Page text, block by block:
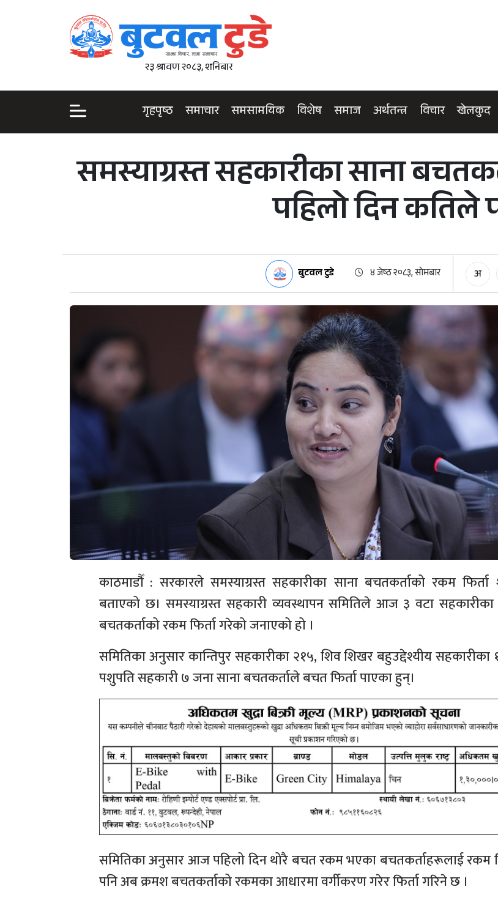
२३ श्रावण २०८३, शनिबार
गृहपृष्ठ समाचार समसामयिक विशेष समाज अर्थतन्त्र विचार खेलकुद
समस्याग्रस्त सहकारीका साना
पहिलो दिन कतिले
बुटवल टुडे ४ जेष्ठ २०८३, सोमबार अ
काठमाडौँ : सरकारले समस्याग्रस्त सहकारीका साना बचतकर्ताको रकम
बताएको छ। समस्याग्रस्त सहकारी व्यवस्थापन समितिले आज ३ वटा सहकारीका
बचतकर्ताको रकम फिर्ता गरेको जनाएको हो ।
समितिका अनुसार कान्तिपुर सहकारीका २१५, शिव शिखर बहुउद्देश्यीय सहकारीका
पशुपति सहकारी ७ जना साना बचतकर्ताले बचत फिर्ता पाएका हुन्।
समितिका अनुसार आज पहिलो दिन थोरै बचत रकम भएका बचतकर्ताहरूलाई रकम
पनि अब क्रमश बचतकर्ताको रकमका आधारमा वर्गीकरण गरेर फिर्ता गरिने छ ।